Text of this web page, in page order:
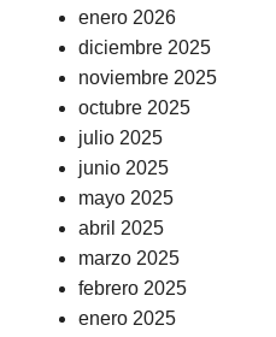
enero 2026
diciembre 2025
noviembre 2025
octubre 2025
julio 2025
junio 2025
mayo 2025
abril 2025
marzo 2025
febrero 2025
enero 2025